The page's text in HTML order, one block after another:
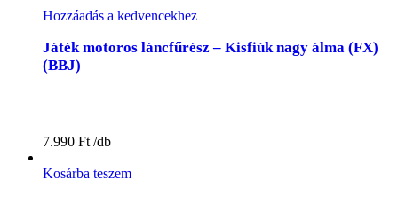
Hozzáadás a kedvencekhez
Játék motoros láncfűrész – Kisfiúk nagy álma (FX)
(BBJ)
7.990 Ft
Kosárba teszem